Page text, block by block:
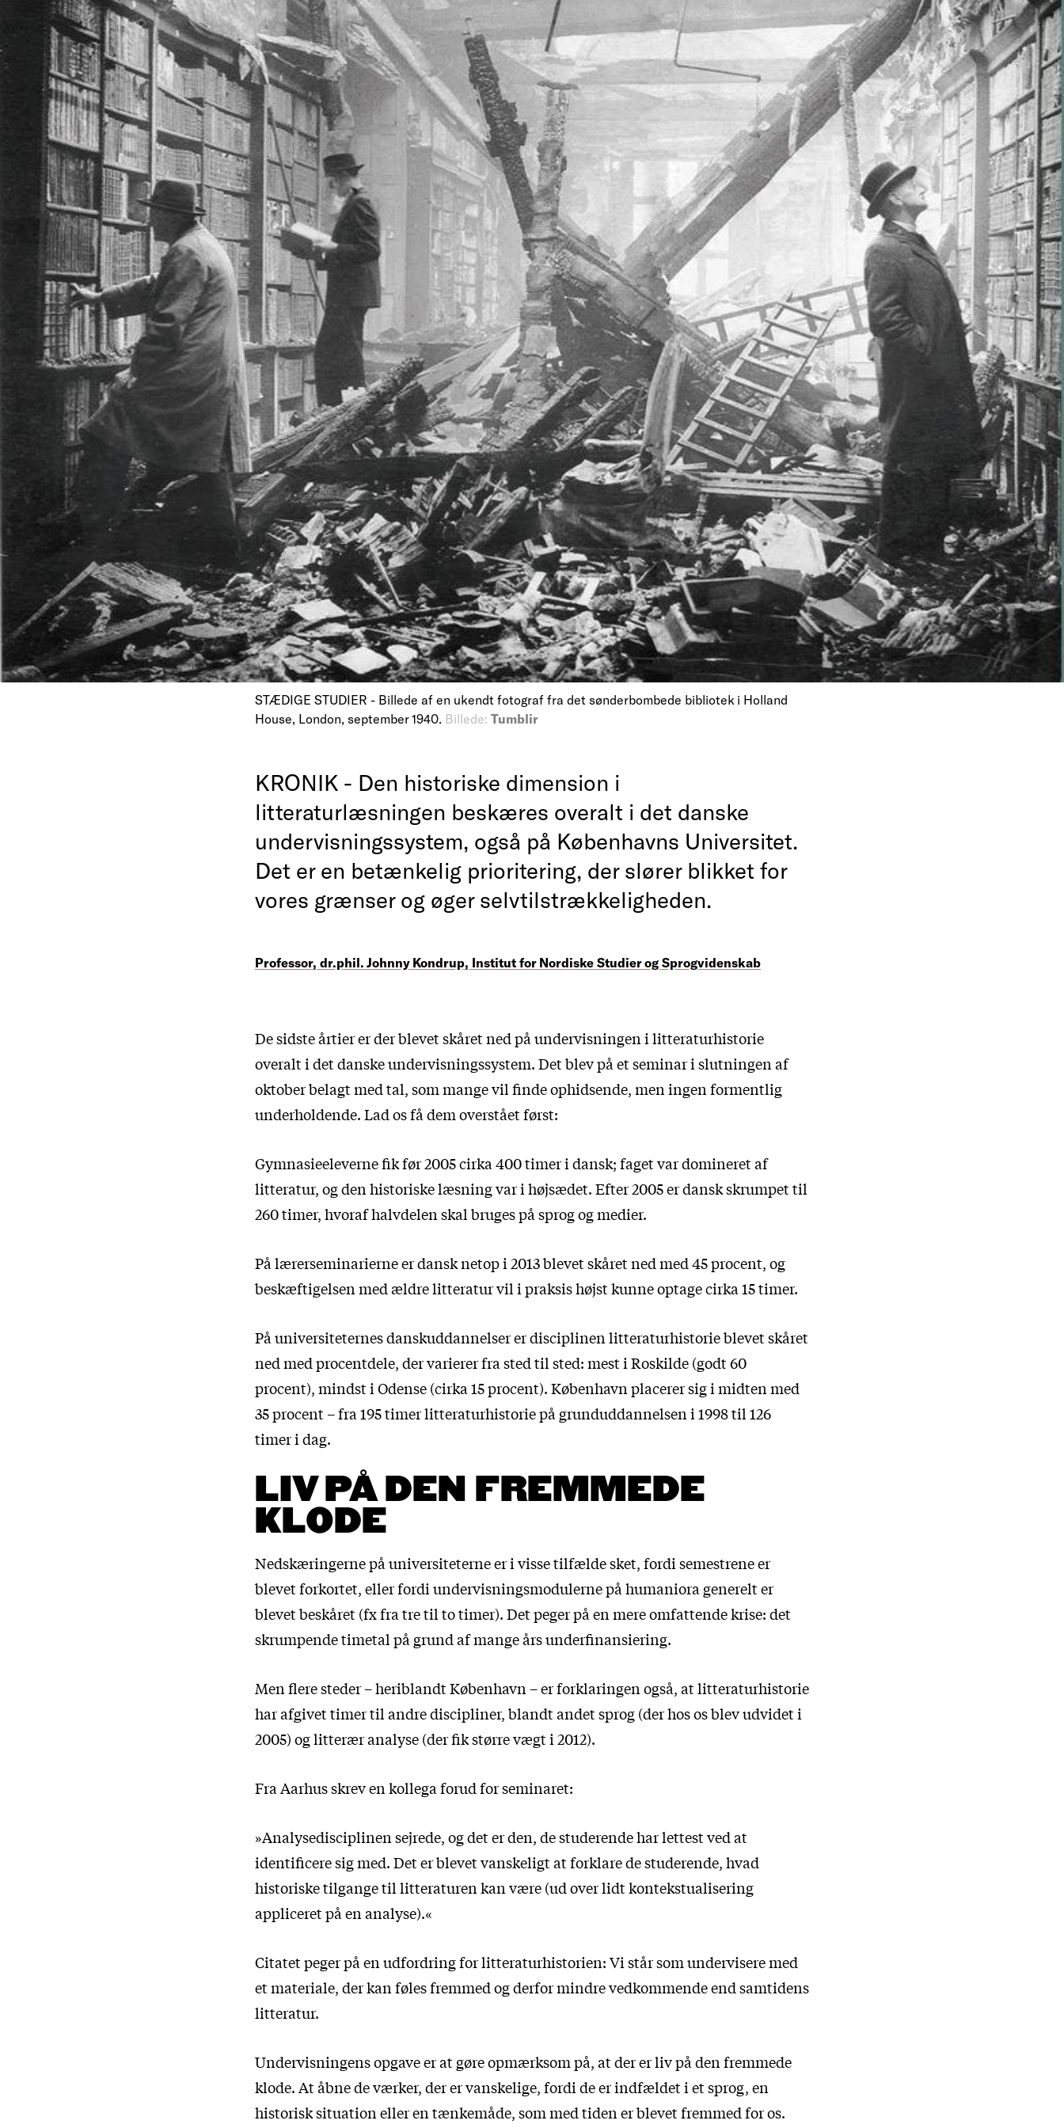
STÆDIGE STUDIER - Billede af en ukendt fotograf fra det sønderbombede bibliotek i Holland
House, London, september 1940. Billede: Tumblir
KRONIK - Den historiske dimension i
litteraturlæsningen beskæres overalt i det danske
undervisningssystem, også på Københavns Universitet.
Det er en betænkelig prioritering, der slører blikket for
vores grænser og øger selvtilstrækkeligheden.
Professor, dr.phil. Johnny Kondrup, Institut for Nordiske Studier og Sprogvidenskab
De sidste årtier er der blevet skåret ned på undervisningen i litteraturhistorie
overalt i det danske undervisningssystem. Det blev på et seminar i slutningen af
oktober belagt med tal, som mange vil finde ophidsende, men ingen formentlig
underholdende. Lad os få dem overstået først:
Gymnasieeleverne fik før 2005 cirka 400 timer i dansk; faget var domineret af
litteratur, og den historiske læsning var i højsædet. Efter 2005 er dansk skrumpet til
260 timer, hvoraf halvdelen skal bruges på sprog og medier.
På lærerseminarierne er dansk netop i 2013 blevet skåret ned med 45 procent, og
beskæftigelsen med ældre litteratur vil i praksis højst kunne optage cirka 15 timer.
På universiteternes danskuddannelser er disciplinen litteraturhistorie blevet skåret
ned med procentdele, der varierer fra sted til sted: mest i Roskilde (godt 60
procent), mindst i Odense (cirka 15 procent). København placerer sig i midten med
35 procent – fra 195 timer litteraturhistorie på grunduddannelsen i 1998 til 126
timer i dag.
LIV PÅ DEN FREMMEDE
KLODE
Nedskæringerne på universiteterne er i visse tilfælde sket, fordi semestrene er
blevet forkortet, eller fordi undervisningsmodulerne på humaniora generelt er
blevet beskåret (fx fra tre til to timer). Det peger på en mere omfattende krise: det
skrumpende timetal på grund af mange års underfinansiering.
Men flere steder – heriblandt København – er forklaringen også, at litteraturhistorie
har afgivet timer til andre discipliner, blandt andet sprog (der hos os blev udvidet i
2005) og litterær analyse (der fik større vægt i 2012).
Fra Aarhus skrev en kollega forud for seminaret:
»Analysedisciplinen sejrede, og det er den, de studerende har lettest ved at
identificere sig med. Det er blevet vanskeligt at forklare de studerende, hvad
historiske tilgange til litteraturen kan være (ud over lidt kontekstualisering
appliceret på en analyse).«
Citatet peger på en udfordring for litteraturhistorien: Vi står som undervisere med
et materiale, der kan føles fremmed og derfor mindre vedkommende end samtidens
litteratur.
Undervisningens opgave er at gøre opmærksom på, at der er liv på den fremmede
klode. At åbne de værker, der er vanskelige, fordi de er indfældet i et sprog, en
historisk situation eller en tænkemåde, som med tiden er blevet fremmed for os.